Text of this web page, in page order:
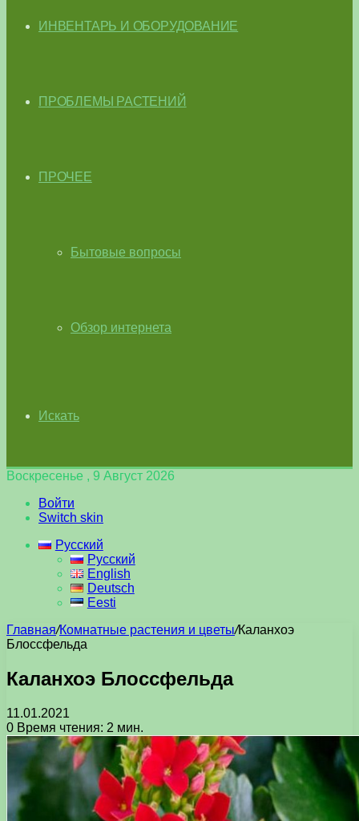
ИНВЕНТАРЬ И ОБОРУДОВАНИЕ
ПРОБЛЕМЫ РАСТЕНИЙ
ПРОЧЕЕ
Бытовые вопросы
Обзор интернета
Искать
Воскресенье , 9 Август 2026
Войти
Switch skin
Русский
Русский
English
Deutsch
Eesti
Главная/Комнатные растения и цветы/Каланхоэ
Блоссфельда
Каланхоэ Блоссфельда
11.01.2021
0 Время чтения: 2 мин.